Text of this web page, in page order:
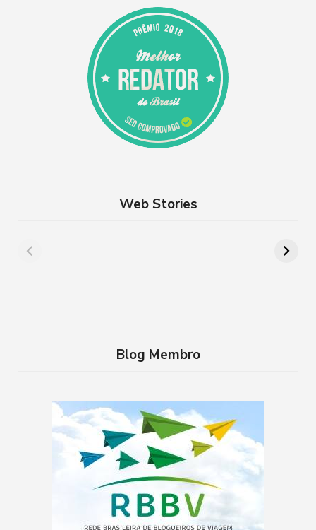
r
a
m
e
Web Stories
que você precisa
Blog Membro